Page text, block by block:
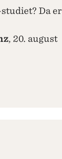
Da er
, 20. august